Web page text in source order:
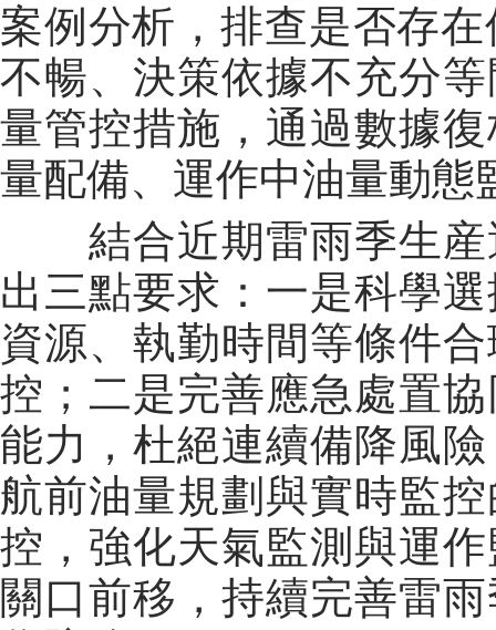
案例分析，排查是否存
不暢、決策依據不充分
量管控措施，通過數據
量配備、運作中油量動態
結合近期雷雨季生産
出三點要求：一是科學
資源、執勤時間等條件
控；二是完善應急處置
能力，杜絕連續備降風
航前油量規劃與實時監
控，強化天氣監測與運
關口前移，持續完善雷